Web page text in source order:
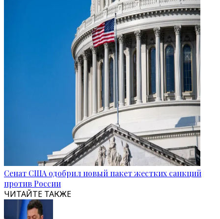
Сенат США одобрил новый пакет жестких санкций
против России
ЧИТАЙТЕ ТАКЖЕ